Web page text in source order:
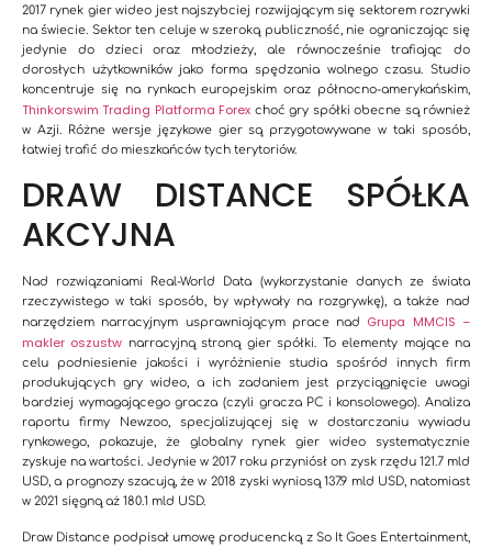
2017 rynek gier wideo jest najszybciej rozwijającym się sektorem rozrywki
na świecie. Sektor ten celuje w szeroką publiczność, nie ograniczając się
jedynie do dzieci oraz młodzieży, ale równocześnie trafiając do
dorosłych użytkowników jako forma spędzania wolnego czasu. Studio
koncentruje się na rynkach europejskim oraz północno-amerykańskim,
Thinkorswim Trading Platforma Forex choć gry spółki obecne są również
w Azji. Różne wersje językowe gier są przygotowywane w taki sposób,
łatwiej trafić do mieszkańców tych terytoriów.
DRAW DISTANCE SPÓŁKA
AKCYJNA
Nad rozwiązaniami Real-World Data (wykorzystanie danych ze świata
rzeczywistego w taki sposób, by wpływały na rozgrywkę), a także nad
narzędziem narracyjnym usprawniającym prace nad Grupa MMCIS –
makler oszustw narracyjną stroną gier spółki. To elementy mające na
celu podniesienie jakości i wyróżnienie studia spośród innych firm
produkujących gry wideo, a ich zadaniem jest przyciągnięcie uwagi
bardziej wymagającego gracza (czyli gracza PC i konsolowego). Analiza
raportu firmy Newzoo, specjalizującej się w dostarczaniu wywiadu
rynkowego, pokazuje, że globalny rynek gier wideo systematycznie
zyskuje na wartości. Jedynie w 2017 roku przyniósł on zysk rzędu 121.7 mld
USD, a prognozy szacują, że w 2018 zyski wyniosą 137.9 mld USD, natomiast
w 2021 sięgną aż 180.1 mld USD.
Draw Distance podpisał umowę producencką z So It Goes Entertainment,